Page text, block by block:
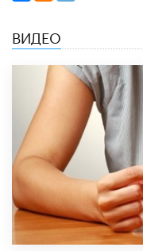
ВИДЕО